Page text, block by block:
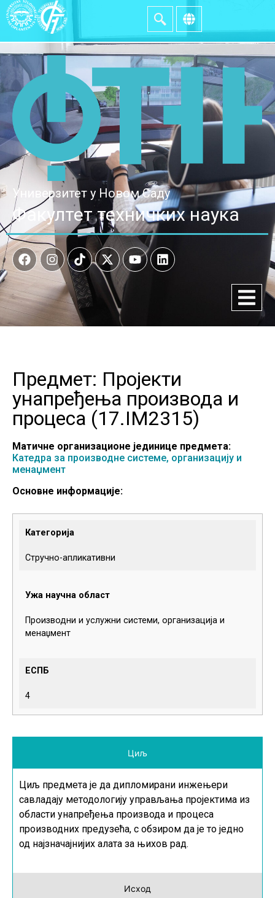
Универзитет у Новом Саду
Факултет техничких наука
Предмет: Пројекти
унапређења производа и
процеса (17.IM2315)
Матичне организационе јединице предмета:
Катедра за производне системе, организацију и
менаџмент
Основне информације:
Категорија
Стручно-апликативни
Ужа научна област
Производни и услужни системи, организација и
менаџмент
ЕСПБ
4
Циљ
Исход
Циљ предмета је да дипломирани инжењери
савладају методологију управљања пројектима из
области унапређења производа и процеса
производних предузећа, с обзиром да је то једно
од најзначајнијих алата за њихов рад.